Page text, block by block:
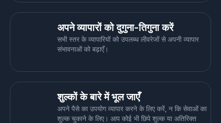
अपने व्यापारों को दुगुना-तिगुना करें
सभी स्तर के व्यापारियों को उपलब्ध लीवरेजों से अपनी व्यापार
संभावनाओं को बढ़ाएँ।
शुल्कों के बारे में भूल जाएँ
अपने पैसे का उपयोग व्यापार करने के लिए करें, न कि सेवाओं का
शुल्क चुकाने के लिए। आप कोई भी छिपे शुल्क या अतिरिक्त